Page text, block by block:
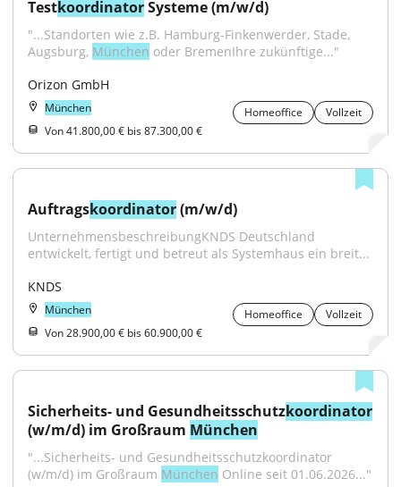
Testkoordinator Systeme (m/w/d)
"...Standorten wie z.B. Hamburg-Finkenwerder, Stade,
Augsburg, München oder BremenIhre zukünftige..."
Orizon GmbH
München Homeoffice
Vollzeit
Von 41.800,00 € bis 87.300,00 €
Auftragskoordinator (m/w/d)
UnternehmensbeschreibungKNDS Deutschland
entwickelt, fertigt und betreut als Systemhaus ein breit...
KNDS
München Homeoffice
Vollzeit
Von 28.900,00 € bis 60.900,00 €
Sicherheits- und Gesundheitsschutzkoordinator
(w/m/d) im Großraum München
"...Sicherheits- und Gesundheitsschutzkoordinator
(w/m/d) im Großraum München Online seit 01.06.2026..."